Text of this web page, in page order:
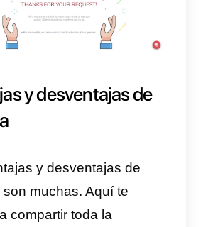
botón que diceRequest